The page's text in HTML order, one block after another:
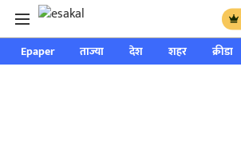
Epaper ताज्या देश शहर क्रीडा